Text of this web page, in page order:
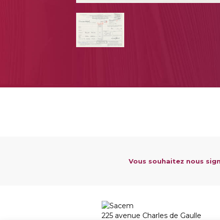
Vous souhaitez nous
225 avenue Charles de Gaulle